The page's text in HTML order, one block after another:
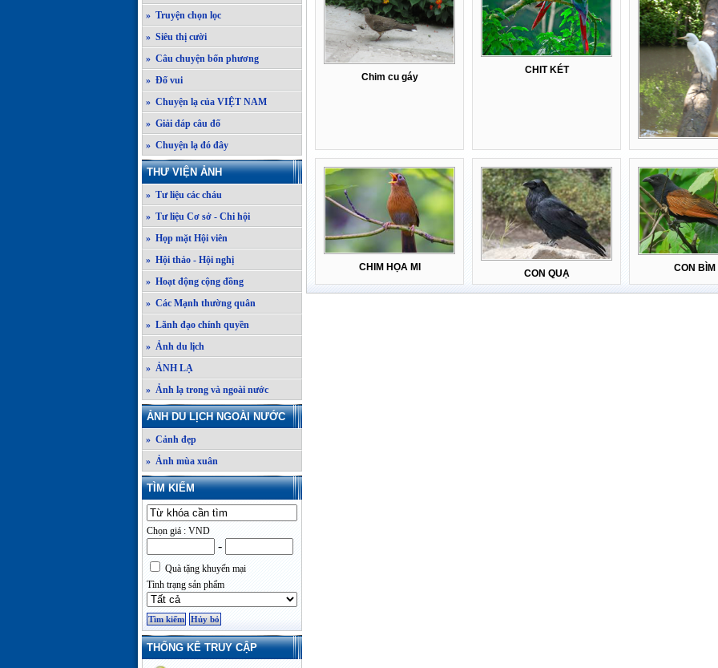
» Truyện chọn lọc
» Siêu thị cười
» Câu chuyện bốn phương
» Đố vui
» Chuyện lạ của VIỆT NAM
» Giải đáp câu đố
» Chuyện lạ đó đây
THƯ VIỆN ẢNH
» Tư liệu các cháu
» Tư liệu Cơ sở - Chi hội
» Họp mặt Hội viên
» Hội thảo - Hội nghị
» Hoạt động cộng đồng
» Các Mạnh thường quân
» Lãnh đạo chính quyền
» Ảnh du lịch
» ẢNH LẠ
» Ảnh lạ trong và ngoài nước
ẢNH DU LỊCH NGOÀI NƯỚC
» Cảnh đẹp
» Ảnh mùa xuân
TÌM KIẾM
Chọn giá : VND
-
Quà tặng khuyến mại
Tình trạng sản phẩm
THỐNG KÊ TRUY CẬP
Chim cu gáy
CHIT KÉT
CHIM HỌA MI
CON QUẠ CON BÌM